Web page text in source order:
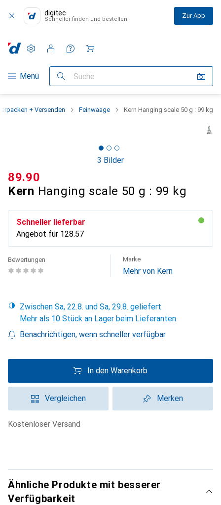
digitec
Schneller finden und bestellen Zur App
Navigation nach Kategorien
Menü Suche
Einstellungen
Kundenkonto
Vergleichslisten
Merklisten
Warenkorb
+ Versenden Feinwaage Kern Hanging scale 50 g : 99 kg
3 Bilder
Kern Hanging scale 50 g : 99 kg
CHF
89.90
Schneller lieferbar
Angebot für CHF
128.57
Bewertungen Marke
Mehr von Kern
Zwischen Sa, 22.8. und Sa, 29.8. geliefert
Mehr als 10 Stück an Lager beim Lieferanten
Benachrichtigen, wenn schneller verfügbar
In den Warenkorb
Vergleichen Merken
kostenloser Versand
Ähnliche Produkte mit besserer
Verfügbarkeit